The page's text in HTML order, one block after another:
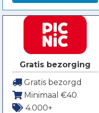
Gratis bezorging
Gratis bezorgd
Minimaal €40
4.000+